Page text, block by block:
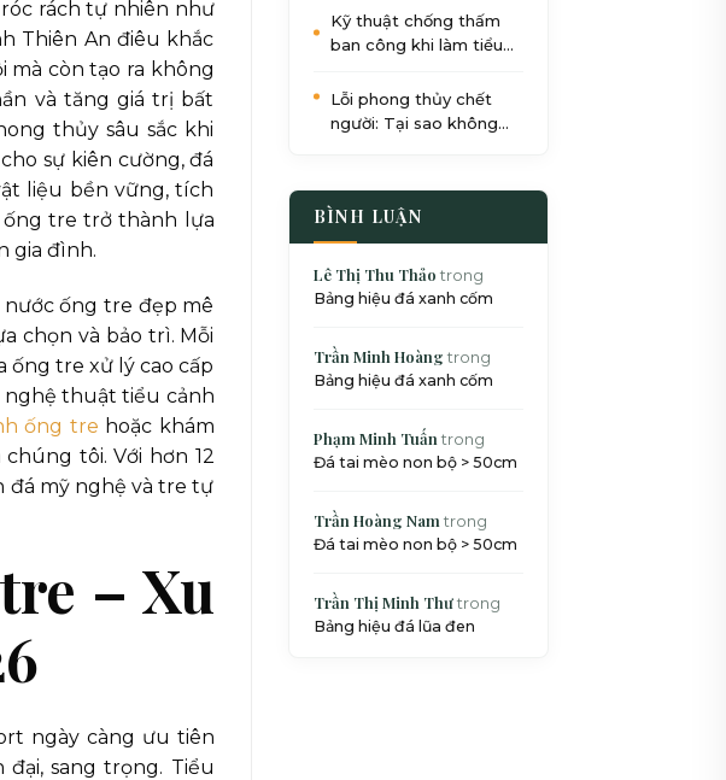
rách tự nhiên như
Thiên An điêu khắc
mà còn tạo ra không
và tăng giá trị bất
thủy sâu sắc khi
sự kiên cường, đá
liệu bền vững, tích
tre trở thành lựa
gia đình.
nước ống tre đẹp mê
chọn và bảo trì. Mỗi
ống tre xử lý cao cấp
nghệ thuật tiểu cảnh
ống tre hoặc khám
tôi. Với hơn 12
đá mỹ nghệ và tre tự
– Xu
ngày càng ưu tiên
sang trọng. Tiểu
Kỹ thuật chống thấm
ban công khi làm tiểu
chuẩn SEO
Lỗi phong thủy chết
người: Tại sao không
BÌNH LUẬN
Lê Thị Thu Thảo trong
Bảng hiệu đá xanh cốm
Trần Minh Hoàng trong
Bảng hiệu đá xanh cốm
Phạm Minh Tuấn trong
Đá tai mèo non bộ > 50cm
Trần Hoàng Nam trong
Đá tai mèo non bộ > 50cm
Trần Thị Minh Thưtrong
Bảng hiệu đá lũa đen